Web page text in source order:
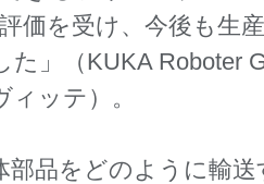
価を受け、今後も生
」（KUKA Roboter
ッテ）。
品をどのように輸送